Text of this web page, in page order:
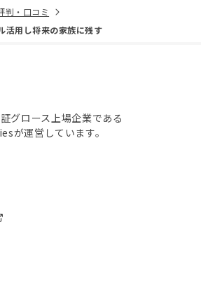
判・口コミ
活用し将来の家族に残す
グロース上場企業である
が運営しています。